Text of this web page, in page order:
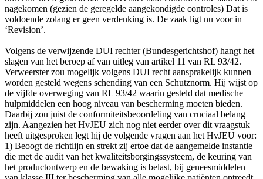
nagekomen (gezien de geregelde aangekondigde controles) Dat is
voldoende zolang er geen verdenking is. De zaak ligt nu voor in
‘Revision’.
Volgens de verwijzende DUI rechter (Bundesgerichtshof) hangt het
slagen van het beroep af van uitleg van artikel 11 van RL 93/42.
Verweerster zou mogelijk volgens DUI recht aansprakelijk kunnen
worden gesteld wegens schending van een Schutznorm. Hij wijst op
de vijfde overweging van RL 93/42 waarin gesteld dat medische
hulpmiddelen een hoog niveau van bescherming moeten bieden.
Daarbij zou juist de conformiteitsbeoordeling van cruciaal belang
zijn. Aangezien het HvJEU zich nog niet eerder over dit vraagstuk
heeft uitgesproken legt hij de volgende vragen aan het HvJEU voor:
1) Beoogt de richtlijn en strekt zij ertoe dat de aangemelde instantie
die met de audit van het kwaliteitsborgingssysteem, de keuring van
het productontwerp en de bewaking is belast, bij geneesmiddelen